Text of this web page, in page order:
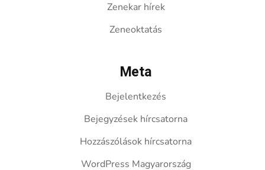
Zenekar hírek
Zeneoktatás
Meta
Bejelentkezés
Bejegyzések hírcsatorna
Hozzászólások hírcsatorna
WordPress Magyarország